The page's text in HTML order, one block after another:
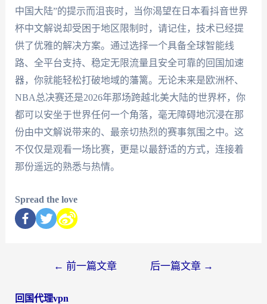
中国大陆”的提示而沮丧时，当你渴望在日本看抖音世界
杯中文解说却受困于地区限制时，请记住，技术已经提
供了优雅的解决方案。通过选择一个具备全球智能线
路、全平台支持、稳定无限流量且安全可靠的回国加速
器，你就能轻松打破地域的藩篱。无论未来是欧洲杯、
NBA总决赛还是2026年那场跨越北美大陆的世界杯，你
都可以安坐于世界任何一个角落，毫无障碍地沉浸在那
份由中文解说带来的、最亲切热烈的赛事氛围之中。这
不仅仅是观看一场比赛，更是以最舒适的方式，连接着
那份遥远的熟悉与热情。
Spread the love
← 前一篇文章 后一篇文章 →
回国代理vpn